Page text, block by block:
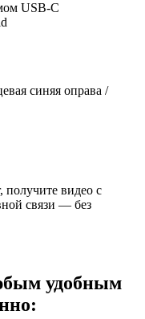
USB‑C
синяя оправа /
получите видео с
связи — без
удобным